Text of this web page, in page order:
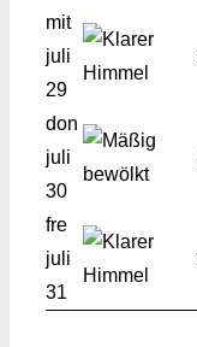
mit
juli
29
don
juli
30
fre
juli
31